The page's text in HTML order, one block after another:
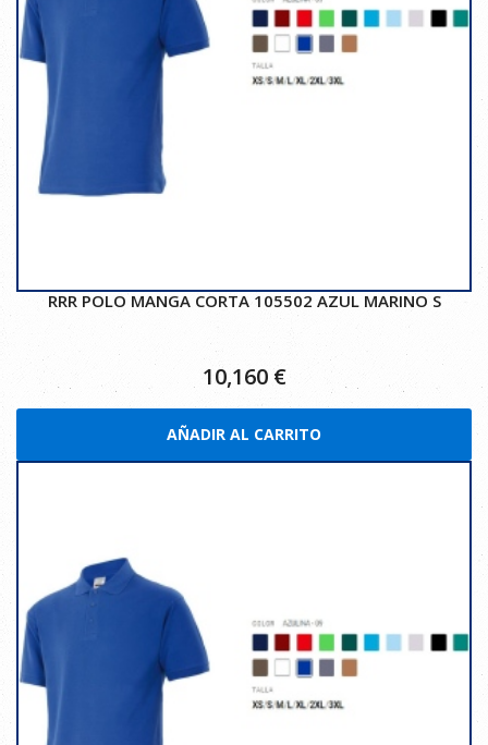
RRR POLO MANGA CORTA 105502 AZUL MARINO S
10,160€
AÑADIR AL CARRITO